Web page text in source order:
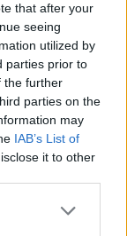
that after your
seeing
utilized by
parties prior to
the further
parties on the
may
IAB’s List of
it to other
more Google
magyar
A
a